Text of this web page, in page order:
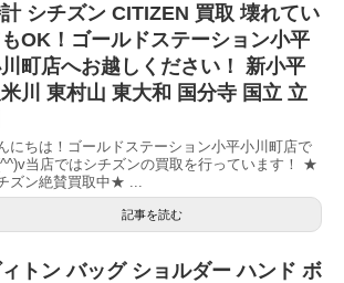
計 シチズン CITIZEN 買取 壊れてい
OK！ゴールドステーション小平
町店へお越しください！ 新小平
川 東村山 東大和 国分寺 国立 立
にちは！ゴールドステーション小平小川町店で
当店ではシチズンの買取を行っています！ ★
ズン絶賛買取中★ ...
記事を読む
トン バッグ ショルダー ハンド ボ